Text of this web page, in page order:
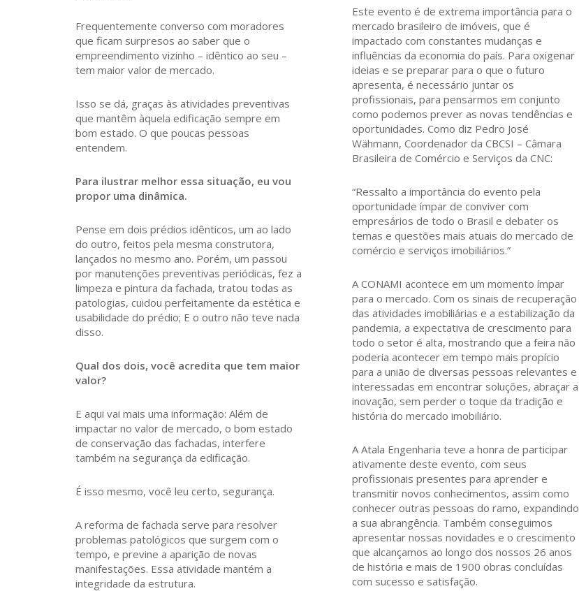
Frequentemente converso com moradores
que ficam surpresos ao saber que o
empreendimento vizinho – idêntico ao seu –
tem maior valor de mercado.
Isso se dá, graças às atividades preventivas
que mantêm àquela edificação sempre em
bom estado. O que poucas pessoas
entendem.
Para ilustrar melhor essa situação, eu vou
propor uma dinâmica.
Pense em dois prédios idênticos, um ao lado
do outro, feitos pela mesma construtora,
lançados no mesmo ano. Porém, um passou
por manutenções preventivas periódicas, fez a
limpeza e pintura da fachada, tratou todas as
patologias, cuidou perfeitamente da estética e
usabilidade do prédio; E o outro não teve nada
disso.
Qual dos dois, você acredita que tem maior
valor?
E aqui vai mais uma informação: Além de
impactar no valor de mercado, o bom estado
de conservação das fachadas, interfere
também na segurança da edificação.
É isso mesmo, você leu certo, segurança.
A reforma de fachada serve para resolver
problemas patológicos que surgem com o
tempo, e previne a aparição de novas
manifestações. Essa atividade mantém a
integridade da estrutura.
Este evento é de extrema importância para o
mercado brasileiro de imóveis, que é
impactado com constantes mudanças e
influências da economia do país. Para oxigenar
ideias e se preparar para o que o futuro
apresenta, é necessário juntar os
profissionais, para pensarmos em conjunto
como podemos prever as novas tendências e
oportunidades. Como diz Pedro José
Wähmann, Coordenador da CBCSI – Câmara
Brasileira de Comércio e Serviços da CNC:
“Ressalto a importância do evento pela
oportunidade ímpar de conviver com
empresários de todo o Brasil e debater os
temas e questões mais atuais do mercado de
comércio e serviços imobiliários.”
A CONAMI acontece em um momento ímpar
para o mercado. Com os sinais de recuperação
das atividades imobiliárias e a estabilização da
pandemia, a expectativa de crescimento para
todo o setor é alta, mostrando que a feira não
poderia acontecer em tempo mais propício
para a união de diversas pessoas relevantes e
interessadas em encontrar soluções, abraçar a
inovação, sem perder o toque da tradição e
história do mercado imobiliário.
A Atala Engenharia teve a honra de participar
ativamente deste evento, com seus
profissionais presentes para aprender e
transmitir novos conhecimentos, assim como
conhecer outras pessoas do ramo, expandindo
a sua abrangência. Também conseguimos
apresentar nossas novidades e o crescimento
que alcançamos ao longo dos nossos 26 anos
de história e mais de 1900 obras concluídas
com sucesso e satisfação.